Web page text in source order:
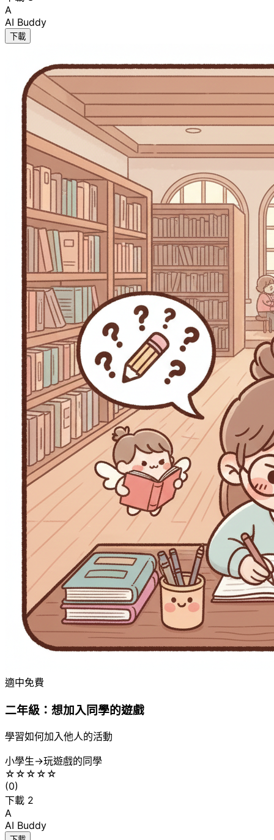
A
AI Buddy
下載
適中免費
二年級：想加入同學的遊戲
學習如何加入他人的活動
小學生→玩遊戲的同學
☆ ☆ ☆ ☆ ☆
(0)
下載 2
A
AI Buddy